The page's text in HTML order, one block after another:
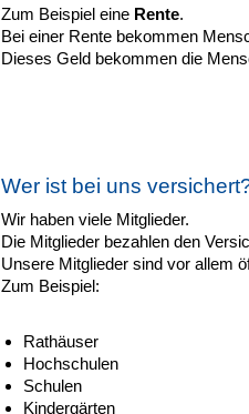
Zum Beispiel eine Rente.
Bei einer Rente bekommen
Dieses Geld bekommen die
Wer ist bei uns
Wir haben viele Mitglieder.
Die Mitglieder bezahlen den
Unsere Mitglieder sind vor allem
Zum Beispiel:
Rathäuser
Hochschulen
Schulen
Kindergärten